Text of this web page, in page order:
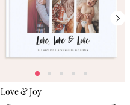
Love & Joy